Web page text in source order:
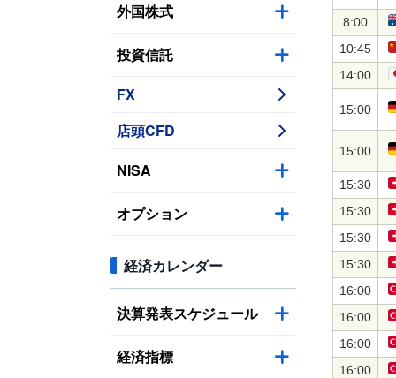
外国株式
投資信託
FX
店頭CFD
NISA
オプション
経済カレンダー
決算発表スケジュール
経済指標
8:00
10:45
14:00
15:00
15:00
15:30
15:30
15:30
15:30
16:00
16:00
16:00
16:00